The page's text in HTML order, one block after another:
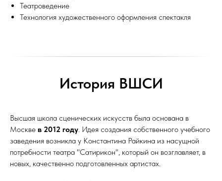
Театроведение
Технология художественного оформления спектакля
История ВШСИ
Высшая школа сценических искусств была основана в
Москве в 2012 году. Идея создания собственного учебного
заведения возникла у Константина Райкина из насущной
потребности театра "Сатирикон", который он возглавляет, в
новых, качественно подготовленных артистах.